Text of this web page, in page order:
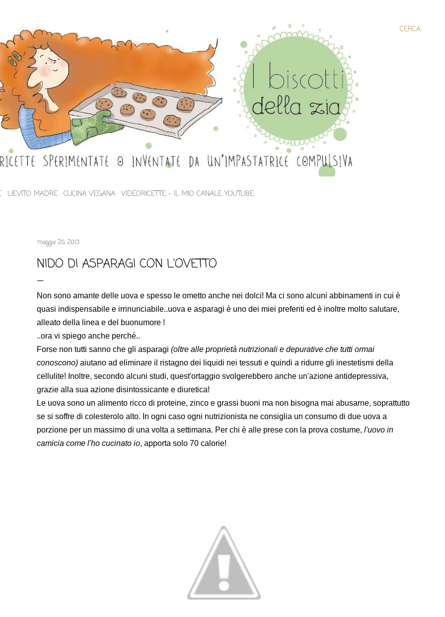
CERCA
LIEVITO MADRE CUCINA VEGANA VIDEORICETTE - IL MIO CANALE YOUTUBE
maggio 20, 2013
NIDO DI ASPARAGI CON L'OVETTO
Non sono amante delle uova e spesso le ometto anche nei dolci! Ma ci sono alcuni abbinamenti in cui è
quasi indispensabile e irrinunciabile..uova e asparagi è uno dei miei preferiti ed è inoltre molto salutare,
alleato della linea e del buonumore !
..ora vi spiego anche perché..
Forse non tutti sanno che gli asparagi (oltre alle proprietà nutrizionali e depurative che tutti ormai
conoscono) aiutano ad eliminare il ristagno dei liquidi nei tessuti e quindi a ridurre gli inestetismi della
cellulite! Inoltre, secondo alcuni studi, quest'ortaggio svolgerebbero anche un'azione antidepressiva,
grazie alla sua azione disintossicante e diuretica!
Le uova sono un alimento ricco di proteine, zinco e grassi buoni ma non bisogna mai abusarne, soprattutto
se si soffre di colesterolo alto. In ogni caso ogni nutrizionista ne consiglia un consumo di due uova a
porzione per un massimo di una volta a settimana. Per chi è alle prese con la prova costume, l'uovo in
camicia come l'ho cucinato io, apporta solo 70 calorie!